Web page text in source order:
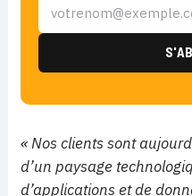
« Nos clients sont
d’un paysage
d’applications et de